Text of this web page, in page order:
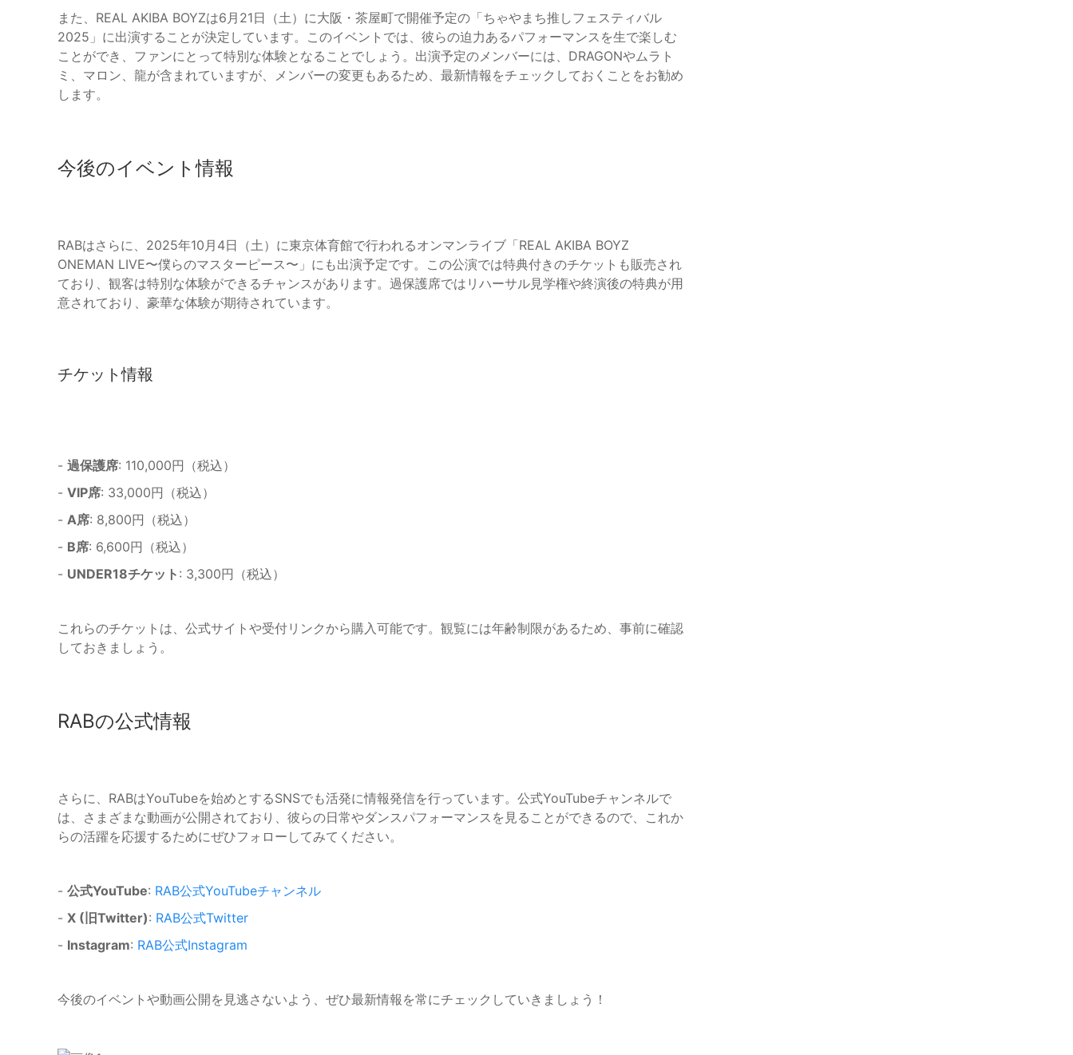
また、REAL AKIBA BOYZは6月21日（土）に大阪・茶屋町で開催予定の「ちゃやまち推しフェスティバル
2025」に出演することが決定しています。このイベントでは、彼らの迫力あるパフォーマンスを生で楽しむ
ことができ、ファンにとって特別な体験となることでしょう。出演予定のメンバーには、DRAGONやムラト
ミ、マロン、龍が含まれていますが、メンバーの変更もあるため、最新情報をチェックしておくことをお勧め
します。
今後のイベント情報
RABはさらに、2025年10月4日（土）に東京体育館で行われるオンマンライブ「REAL AKIBA BOYZ
ONEMAN LIVE〜僕らのマスターピース〜」にも出演予定です。この公演では特典付きのチケットも販売され
ており、観客は特別な体験ができるチャンスがあります。過保護席ではリハーサル見学権や終演後の特典が用
意されており、豪華な体験が期待されています。
チケット情報
- 過保護席: 110,000円（税込）
- VIP席: 33,000円（税込）
- A席: 8,800円（税込）
- B席: 6,600円（税込）
- UNDER18チケット : 3,300円（税込）
これらのチケットは、公式サイトや受付リンクから購入可能です。観覧には年齢制限があるため、事前に確認
しておきましょう。
RABの公式情報
さらに、RABはYouTubeを始めとするSNSでも活発に情報発信を行っています。公式YouTubeチャンネルで
は、さまざまな動画が公開されており、彼らの日常やダンスパフォーマンスを見ることができるので、これか
らの活躍を応援するためにぜひフォローしてみてください。
- 公式YouTube: RAB公式YouTubeチャンネル
- X (旧Twitter): RAB公式Twitter
- Instagram: RAB公式Instagram
今後のイベントや動画公開を見逃さないよう、ぜひ最新情報を常にチェックしていきましょう！